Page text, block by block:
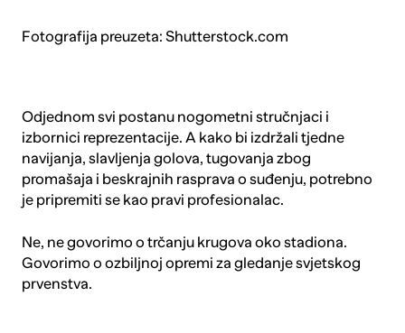
Fotografija preuzeta: Shutterstock.com
Odjednom svi postanu nogometni stručnjaci i
izbornici reprezentacije. A kako bi izdržali tjedne
navijanja, slavljenja golova, tugovanja zbog
promašaja i beskrajnih rasprava o suđenju, potrebno
je pripremiti se kao pravi profesionalac.
Ne, ne govorimo o trčanju krugova oko stadiona.
Govorimo o ozbiljnoj opremi za gledanje svjetskog
prvenstva.